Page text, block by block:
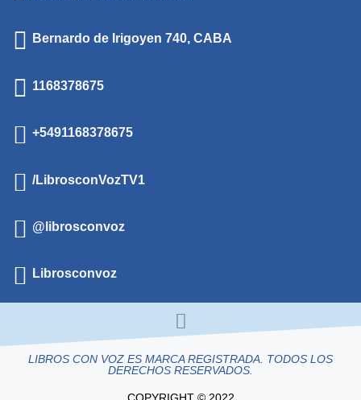
Bernardo de Irigoyen 740, CABA
1168378675
+5491168378675
/LibrosconVozTV1
@librosconvoz
Librosconvoz
LIBROS CON VOZ ES MARCA REGISTRADA. TODOS LOS
DERECHOS RESERVADOS.